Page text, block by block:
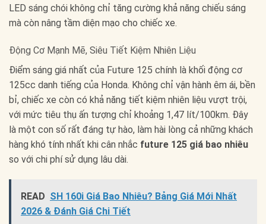
LED sáng chói không chỉ tăng cường khả năng chiếu sáng
mà còn nâng tầm diện mạo cho chiếc xe.
Động Cơ Mạnh Mẽ, Siêu Tiết Kiệm Nhiên Liệu
Điểm sáng giá nhất của Future 125 chính là khối động cơ
125cc danh tiếng của Honda. Không chỉ vận hành êm ái, bền
bỉ, chiếc xe còn có khả năng tiết kiệm nhiên liệu vượt trội,
với mức tiêu thụ ấn tượng chỉ khoảng 1,47 lít/100km. Đây
là một con số rất đáng tự hào, làm hài lòng cả những khách
hàng khó tính nhất khi cân nhắc future 125 giá bao nhiêu
so với chi phí sử dụng lâu dài.
READ SH 160i Giá Bao Nhiêu? Bảng Giá Mới Nhất
2026 & Đánh Giá Chi Tiết